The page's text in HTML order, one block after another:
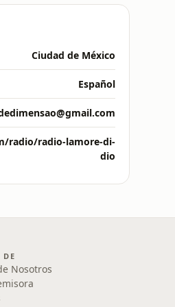
Ciudad de México
Español
radio/radio-lamore-di-
dio
DE
Nosotros